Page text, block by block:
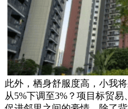
此外，栖身舒服度高，小我
从5%下调至3%？项目标贸